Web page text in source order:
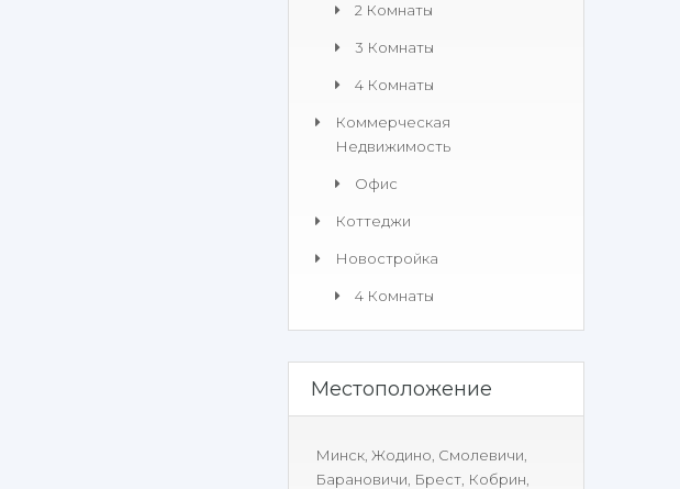
2 Комнаты
3 Комнаты
4 Комнаты
Коммерческая
Недвижимость​
Офис
Коттеджи
Новостройка
4 Комнаты
Местоположение
Минск Жодино Смолевичи
Барановичи Брест Кобрин